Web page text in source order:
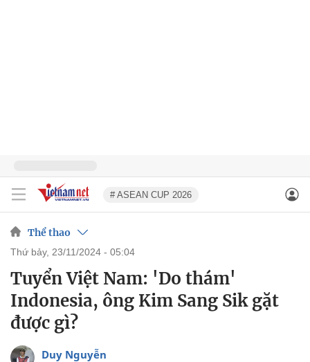
# ASEAN CUP 2026
Thể thao
thứ bảy, 23/11/2024 - 05:04
Tuyển Việt Nam: 'Do thám'
Indonesia, ông Kim Sang Sik gặt
được gì?
Duy Nguyễn